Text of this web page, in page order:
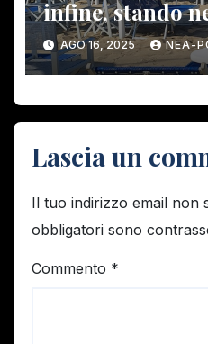
infine, stando
regime, e
PEGGIO. La
BAGNI”
AGO 16, 2025 NEA-
Lascia un
Il tuo indirizzo email non
obbligatori sono
Commento *